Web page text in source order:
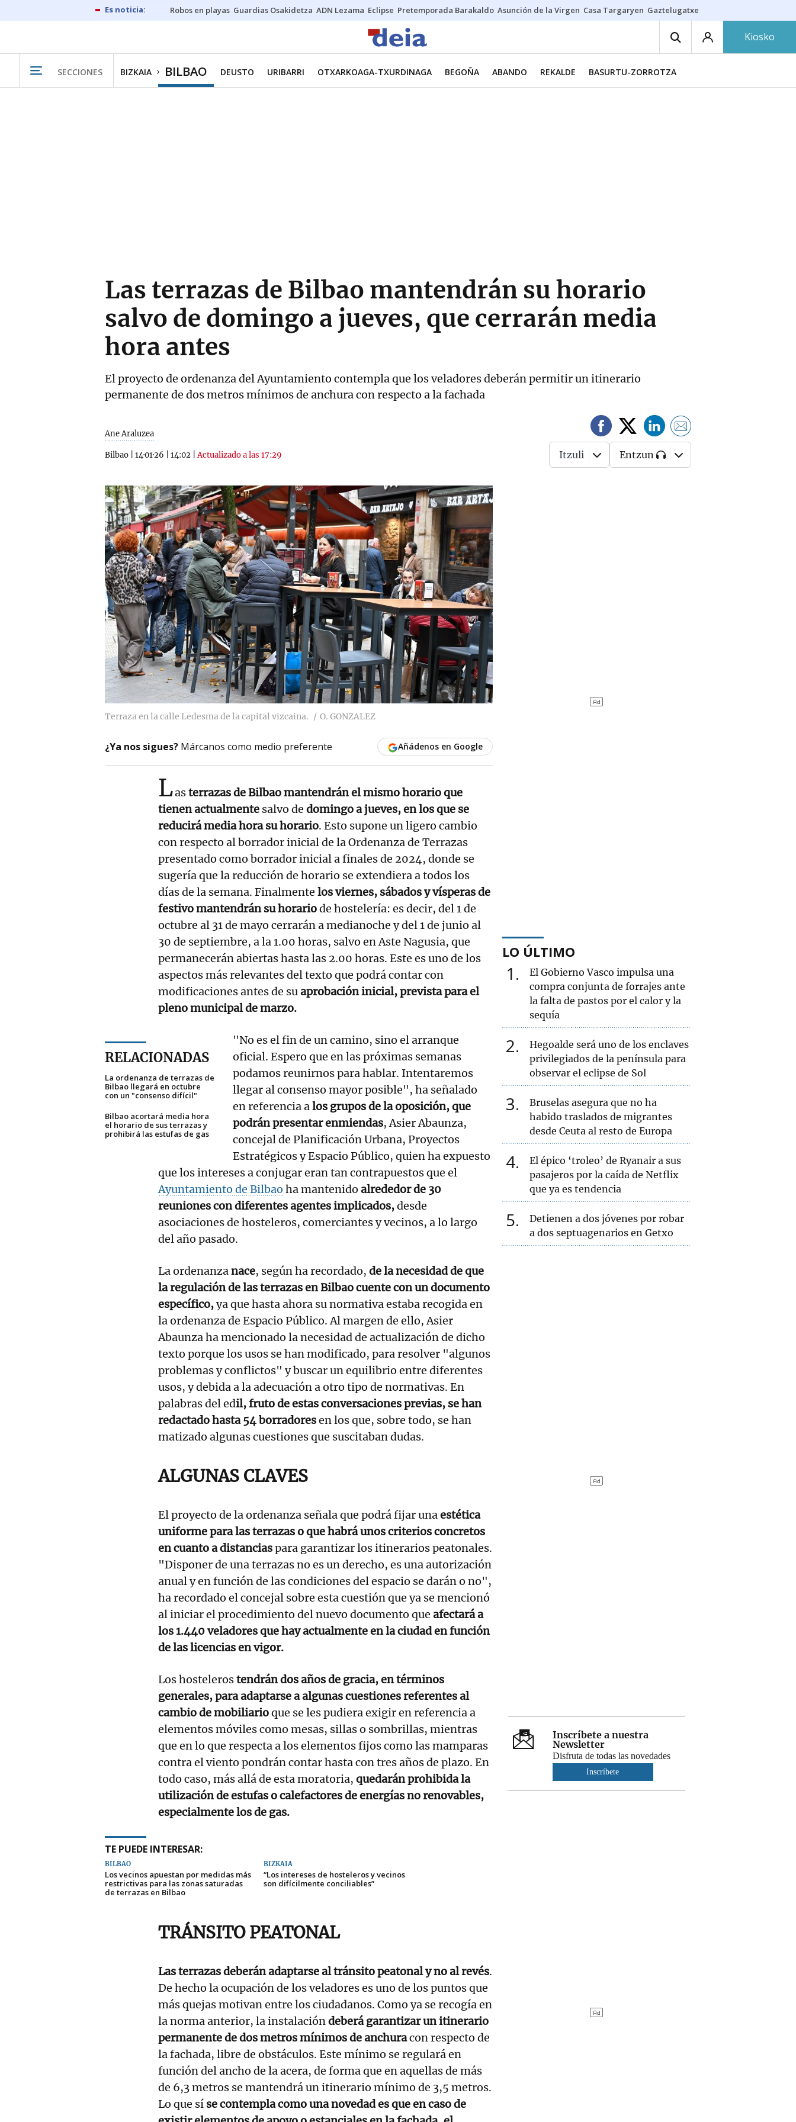
Robos en playas Guardias Osakidetza ADN Lezama Eclipse Pretemporada Barakaldo Asunción de la Virgen Casa Targaryen Gaztelugatxe
Kiosko
SECCIONES BIZKAIA BILBAO DEUSTO URIBARRI OTXARKOAGA-TXURDINAGA BEGOÑA ABANDO REKALDE BASURTU-ZORROTZA
Las terrazas de Bilbao mantendrán su horario
salvo de domingo a jueves, que cerrarán media
hora antes
El proyecto de ordenanza del Ayuntamiento contempla que los veladores deberán permitir un itinerario
permanente de dos metros mínimos de anchura con respecto a la fachada
Ane Araluzea
Bilbao 14·01·26 14:02 |Actualizado a las 17:29 Itzuli Entzun
Terraza en la calle Ledesma de la capital vizcaina. O. GONZALEZ
¿Ya nos sigues? Márcanos como medio preferente Añádenos en Google
Lasterrazas de Bilbao mantendrán el mismo horario que
tienen actualmente salvo de domingo a jueves, en los que se
reducirá media hora su horario. Esto supone un ligero cambio
con respecto al borrador inicial de la Ordenanza de Terrazas
presentado como borrador inicial a finales de 2024, donde se
sugería que la reducción de horario se extendiera a todos los
días de la semana. Finalmente los viernes, sábados y vísperas de
festivo mantendrán su horariode hostelería: es decir, del 1 de
octubre al 31 de mayo cerrarán a medianoche y del 1 de junio al
30 de septiembre, a la 1.00 horas, salvo en Aste Nagusia, que
permanecerán abiertas hasta las 2.00 horas. Este es uno de los
aspectos más relevantes del texto que podrá contar con
modificaciones antes de suaprobación inicial, prevista para el
pleno municipal de marzo.
RELACIONADAS
La ordenanza de terrazas de
Bilbao llegará en octubre
con un "consenso difícil"
Bilbao acortará media hora
el horario de sus terrazas y
prohibirá las estufas de gas
"No es el fin de un camino, sino el arranque
oficial. Espero que en las próximas semanas
podamos reunirnos para hablar. Intentaremos
llegar al consenso mayor posible", ha señalado
en referencia alos grupos de la oposición, que
podrán presentar enmiendas, Asier Abaunza,
concejal de Planificación Urbana, Proyectos
Estratégicos y Espacio Público, quien ha expuesto
que los intereses a conjugar eran tan contrapuestos que el
Ayuntamiento de Bilbao ha mantenido alrededor de 30
reuniones con diferentes agentes implicados,desde
asociaciones de hosteleros, comerciantes y vecinos, a lo largo
del año pasado.
La ordenanzanace, según ha recordado, de la necesidad de que
la regulación de las terrazas en Bilbao cuente con un documento
específico,ya que hasta ahora su normativa estaba recogida en
la ordenanza de Espacio Público. Al margen de ello, Asier
Abaunza ha mencionado la necesidad de actualización de dicho
texto porque los usos se han modificado, para resolver "algunos
problemas y conflictos" y buscar un equilibrio entre diferentes
usos, y debida a la adecuación a otro tipo de normativas. En
palabras del edil, fruto de estas conversaciones previas, se han
redactado hasta 54 borradoresen los que, sobre todo, se han
matizado algunas cuestiones que suscitaban dudas.
ALGUNAS CLAVES
El proyecto de la ordenanza señala que podrá fijar unaestética
uniforme para las terrazas o que habrá unos criterios concretos
en cuanto a distanciaspara garantizar los itinerarios peatonales.
"Disponer de una terrazas no es un derecho, es una autorización
anual y en función de las condiciones del espacio se darán o no",
ha recordado el concejal sobre esta cuestión que ya se mencionó
al iniciar el procedimiento del nuevo documento que afectará a
los 1.440 veladores que hay actualmente en la ciudad en función
de las licencias en vigor.
Los hostelerostendrán dos años de gracia, en términos
generales, para adaptarse a algunas cuestiones referentes al
cambio de mobiliarioque se les pudiera exigir en referencia a
elementos móviles como mesas, sillas o sombrillas, mientras
que en lo que respecta a los elementos fijos como las mamparas
contra el viento pondrán contar hasta con tres años de plazo. En
todo caso, más allá de esta moratoria, quedarán prohibida la
utilización de estufas o calefactores de energías no renovables,
especialmente los de gas.
TE PUEDE INTERESAR:
BILBAO
Los vecinos apuestan por medidas más
restrictivas para las zonas saturadas
de terrazas en Bilbao
BIZKAIA
“Los intereses de hosteleros y vecinos
son difícilmente conciliables”
TRÁNSITO PEATONAL
Las terrazas deberán adaptarse al tránsito peatonal y no al revés.
De hecho la ocupación de los veladores es uno de los puntos que
más quejas motivan entre los ciudadanos. Como ya se recogía en
la norma anterior, la instalacióndeberá garantizar un itinerario
permanente de dos metros mínimos de anchuracon respecto de
la fachada, libre de obstáculos. Este mínimo se regulará en
función del ancho de la acera, de forma que en aquellas de más
de 6,3 metros se mantendrá un itinerario mínimo de 3,5 metros.
Lo que sí se contempla como una novedad es que en caso de
LO ÚLTIMO
1
El Gobierno Vasco impulsa una
compra conjunta de forrajes ante
la falta de pastos por el calor y la
sequía
2
Hegoalde será uno de los enclaves
privilegiados de la península para
observar el eclipse de Sol
3
Bruselas asegura que no ha
habido traslados de migrantes
desde Ceuta al resto de Europa
4
El épico ‘troleo’ de Ryanair a sus
pasajeros por la caída de Netflix
que ya es tendencia
5
Detienen a dos jóvenes por robar
a dos septuagenarios en Getxo
Inscríbete a nuestra
Newsletter
Disfruta de todas las novedades
Inscríbete